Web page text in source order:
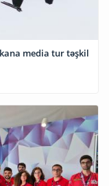
media tur təşkil